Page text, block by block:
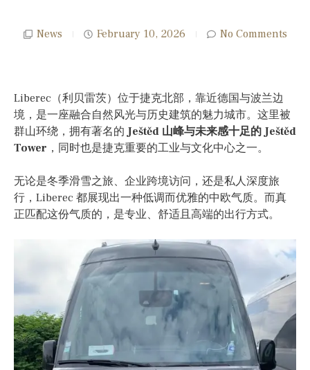
News February 10, 2026 No Comments
Liberec（利贝雷茨）位于捷克北部，靠近德国与波兰边
境，是一座融合自然风光与历史建筑的魅力城市。这里被
群山环绕，拥有著名的Ještěd 山峰与未来感十足的 Ještěd
Tower ，同时也是捷克重要的工业与文化中心之一。
无论是冬季滑雪之旅、企业跨境访问，还是私人深度旅
行，Liberec 都展现出一种低调而优雅的中欧气质。而真
正匹配这份气质的，是专业、舒适且高端的出行方式。